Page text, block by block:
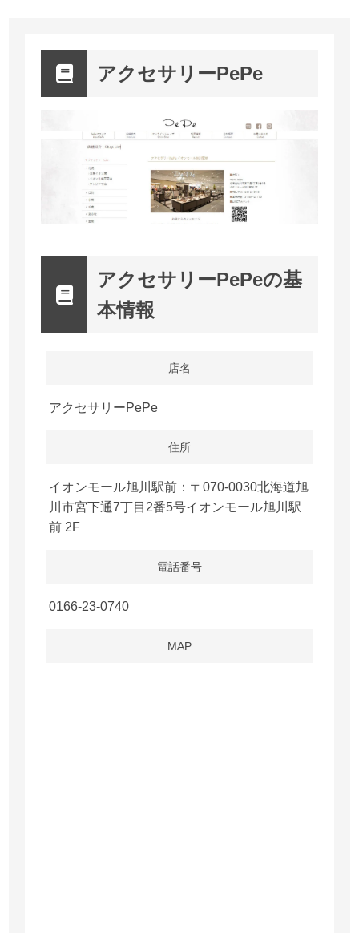
アクセサリーPePe
アクセサリーPePeの基
本情報
店名
アクセサリーPePe
住所
イオンモール旭川駅前：〒070-0030北海道旭
川市宮下通7丁目2番5号イオンモール旭川駅
前 2F
電話番号
0166-23-0740
MAP